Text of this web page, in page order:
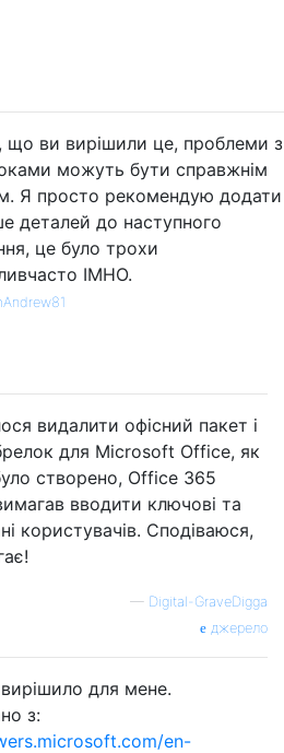
що ви вирішили це, проблеми з
можуть бути справжнім
Я просто рекомендую додати
деталей до наступного
це було трохи
IMHO.
видалити офісний пакет і
для Microsoft Office, як
створено, Office 365
вводити ключові та
користувачів. Сподіваюся,
— Digital-GraveDigga
джерело
для мене.
з:
en-